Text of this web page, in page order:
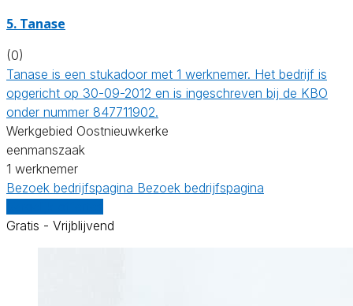
5. Tanase
(0)
Tanase is een stukadoor met 1 werknemer. Het bedrijf is
opgericht op 30-09-2012 en is ingeschreven bij de KBO
onder nummer 847711902.
Werkgebied Oostnieuwkerke
eenmanszaak
1 werknemer
Bezoek bedrijfspagina Bezoek bedrijfspagina
Gratis - Vrijblijvend